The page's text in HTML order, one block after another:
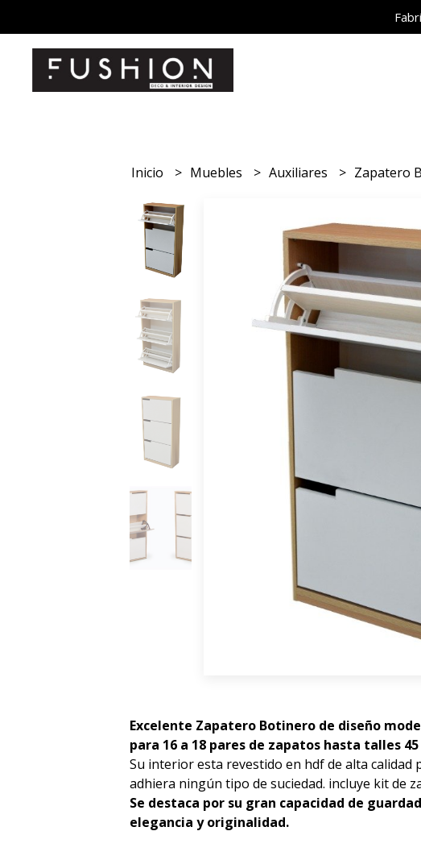
Inicio Muebles Auxiliares Zapatero
Excelente Zapatero Botinero de diseño
para 16 a 18 pares de zapatos hasta talles
Su interior esta revestido en hdf de alta calidad
adhiera ningún tipo de suciedad. incluye kit de
Se destaca por su gran capacidad de
elegancia y originalidad.